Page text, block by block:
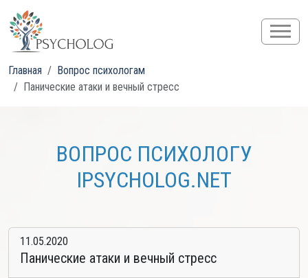
Главная
Вопрос психологам
Панические атаки и вечный стресс
ВОПРОС ПСИХОЛОГУ
IPSYCHOLOG.NET
11.05.2020
Панические атаки и вечный стресс